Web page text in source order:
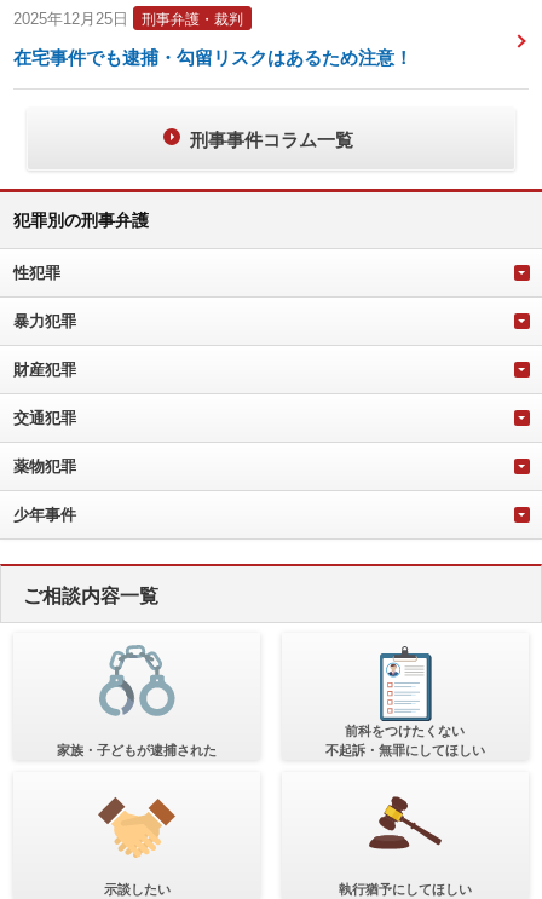
2025年12月25日 刑事弁護・裁判
在宅事件でも逮捕・勾留リスクはあるため注意！
刑事事件コラム一覧
犯罪別の刑事弁護
性犯罪
暴力犯罪
財産犯罪
交通犯罪
薬物犯罪
少年事件
ご相談内容一覧
家族・子どもが逮捕された
前科をつけたくない
不起訴・無罪にしてほしい
示談したい 執行猶予にしてほしい